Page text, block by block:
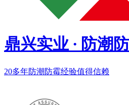
鼎兴实业 · 防潮
20多年防潮防霉经验值得信赖